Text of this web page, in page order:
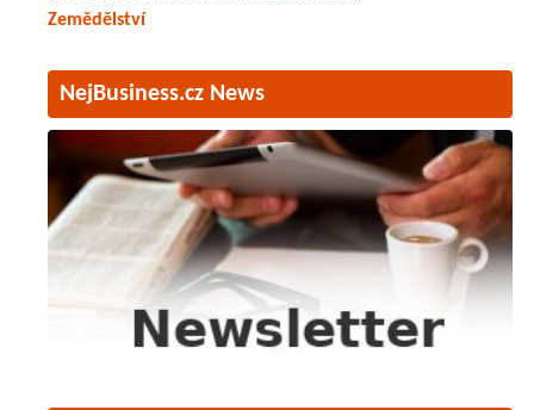
Zemědělství
NejBusiness.cz News